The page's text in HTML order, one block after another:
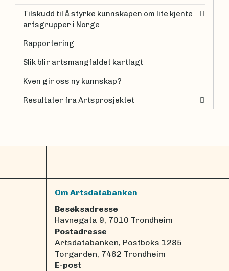
Tilskudd til å styrke kunnskapen om lite kjente
artsgrupper i Norge
Rapportering
Slik blir artsmangfaldet kartlagt
Kven gir oss ny kunnskap?
Resultater fra Artsprosjektet
Om Artsdatabanken
Besøksadresse
Havnegata 9, 7010 Trondheim
Postadresse
Artsdatabanken, Postboks 1285
Torgarden, 7462 Trondheim
E-post